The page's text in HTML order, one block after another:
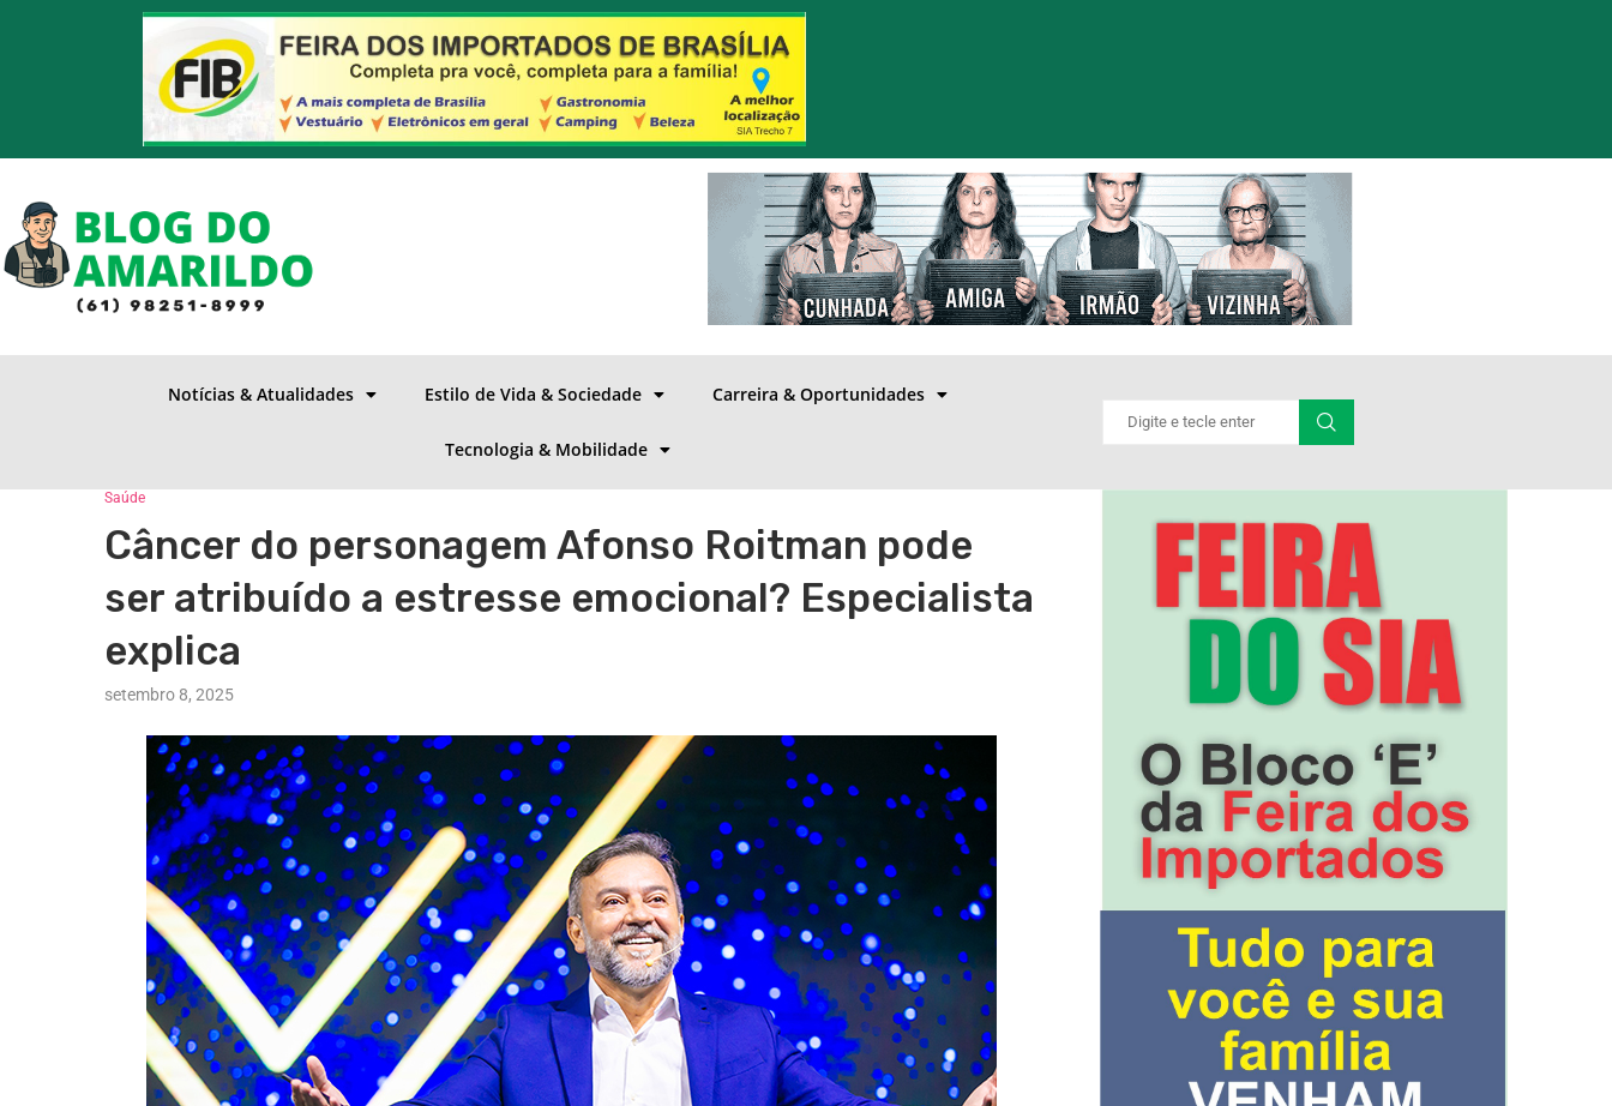
Notícias & Atualidades Estilo de Vida & Sociedade Carreira & Oportunidades
Tecnologia & Mobilidade
Saúde
Câncer do personagem Afonso Roitman pode
ser atribuído a estresse emocional? Especialista
explica
setembro 8, 2025